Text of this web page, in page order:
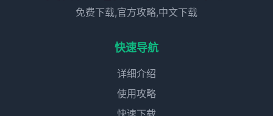
免费下载,官方攻略,中文下载
快速导航
详细介绍
使用攻略
快速下载